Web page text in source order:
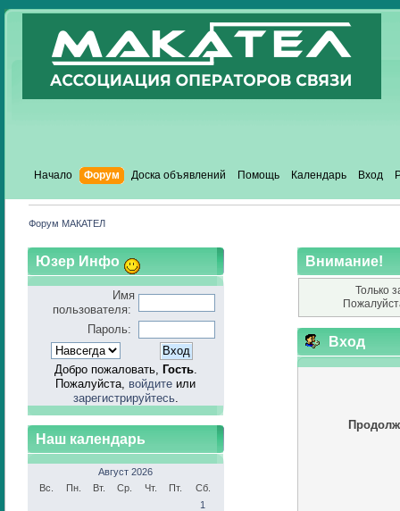
Начало Форум Доска объявлений Помощь Календарь Вход
Форум МАКАТЕЛ
Юзер Инфо
Имя
пользователя:
Пароль:
Добро пожаловать, Гость.
Пожалуйста, войдите или
зарегистрируйтесь.
Наш календарь
Август 2026
Вс.
Пн. Вт. Ср. Чт. Пт.
Сб.
1
Внимание!
Только
Вход